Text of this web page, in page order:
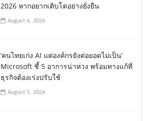
2026 หากอยากเติบโตอย่างยั่งยืน
August 6, 2026
‘คนไทยเก่ง AI แต่องค์กรยังต่อยอดไม่เป็น’
Microsoft ชี้ 5 อาการน่าห่วง พร้อมทางแก้ที่
ธุรกิจต้องเร่งปรับใช้
August 5, 2026